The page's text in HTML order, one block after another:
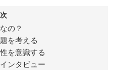
の？
を考える
を意識する
ンタビュー